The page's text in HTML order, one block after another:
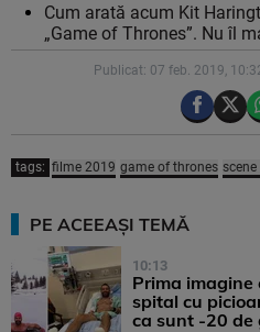
Cum arată acum Kit
„Game of Thrones”. Nu îl
Publicat: 07 feb. 2019,
tags: filme 2019 game of thrones
PE ACEEAȘI TEMĂ
10:13
Prima imagine
spital cu
ca sunt -20 de